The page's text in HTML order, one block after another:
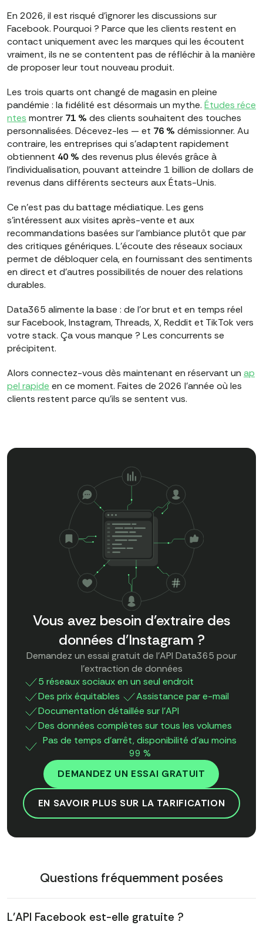
En 2026, il est risqué d'ignorer les discussions sur
Facebook. Pourquoi ? Parce que les clients restent en
contact uniquement avec les marques qui les écoutent
vraiment, ils ne se contentent pas de réfléchir à la manière
de proposer leur tout nouveau produit.
Les trois quarts ont changé de magasin en pleine
pandémie : la fidélité est désormais un mythe. Études réce
ntes montrer 71 % des clients souhaitent des touches
personnalisées. Décevez-les — et 76 % démissionner. Au
contraire, les entreprises qui s'adaptent rapidement
obtiennent 40 % des revenus plus élevés grâce à
l'individualisation, pouvant atteindre 1 billion de dollars de
revenus dans différents secteurs aux États-Unis.
Ce n'est pas du battage médiatique. Les gens
s'intéressent aux visites après-vente et aux
recommandations basées sur l'ambiance plutôt que par
des critiques génériques. L'écoute des réseaux sociaux
permet de débloquer cela, en fournissant des sentiments
en direct et d'autres possibilités de nouer des relations
durables.
Data365 alimente la base : de l'or brut et en temps réel
sur Facebook, Instagram, Threads, X, Reddit et TikTok vers
votre stack. Ça vous manque ? Les concurrents se
précipitent.
Alors connectez-vous dès maintenant en réservant un ap
pel rapide en ce moment. Faites de 2026 l'année où les
clients restent parce qu'ils se sentent vus.
Vous avez besoin d'extraire des
données d'Instagram ?
Demandez un essai gratuit de l'API Data365 pour
l'extraction de données
5 réseaux sociaux en un seul endroit
Des prix équitables
Assistance par e-mail
Documentation détaillée sur l'API
Des données complètes sur tous les volumes
Pas de temps d'arrêt, disponibilité d'au moins
99 %
DEMANDEZ UN ESSAI GRATUIT
EN SAVOIR PLUS SUR LA TARIFICATION
Questions fréquemment posées
L'API Facebook est-elle gratuite ?